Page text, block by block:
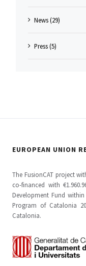
News (29)
Press (5)
EUROPEAN UNION
The FusionCAT project
co-financed with
Development Fund
Program of Catalonia
Catalonia.